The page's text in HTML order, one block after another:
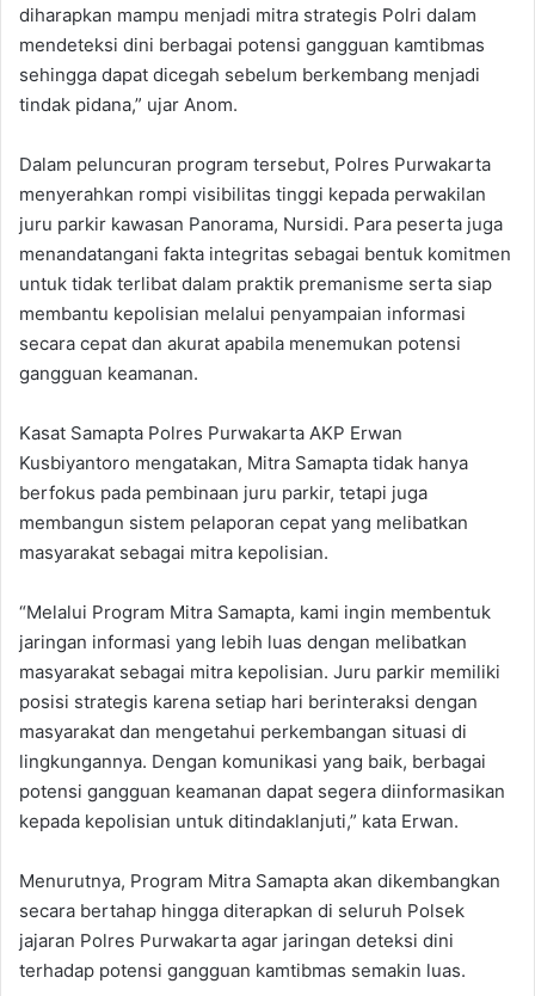
diharapkan mampu menjadi mitra strategis Polri dalam
mendeteksi dini berbagai potensi gangguan kamtibmas
sehingga dapat dicegah sebelum berkembang menjadi
tindak pidana,” ujar Anom.
Dalam peluncuran program tersebut, Polres Purwakarta
menyerahkan rompi visibilitas tinggi kepada perwakilan
juru parkir kawasan Panorama, Nursidi. Para peserta juga
menandatangani fakta integritas sebagai bentuk komitmen
untuk tidak terlibat dalam praktik premanisme serta siap
membantu kepolisian melalui penyampaian informasi
secara cepat dan akurat apabila menemukan potensi
gangguan keamanan.
Kasat Samapta Polres Purwakarta AKP Erwan
Kusbiyantoro mengatakan, Mitra Samapta tidak hanya
berfokus pada pembinaan juru parkir, tetapi juga
membangun sistem pelaporan cepat yang melibatkan
masyarakat sebagai mitra kepolisian.
“Melalui Program Mitra Samapta, kami ingin membentuk
jaringan informasi yang lebih luas dengan melibatkan
masyarakat sebagai mitra kepolisian. Juru parkir memiliki
posisi strategis karena setiap hari berinteraksi dengan
masyarakat dan mengetahui perkembangan situasi di
lingkungannya. Dengan komunikasi yang baik, berbagai
potensi gangguan keamanan dapat segera diinformasikan
kepada kepolisian untuk ditindaklanjuti,” kata Erwan.
Menurutnya, Program Mitra Samapta akan dikembangkan
secara bertahap hingga diterapkan di seluruh Polsek
jajaran Polres Purwakarta agar jaringan deteksi dini
terhadap potensi gangguan kamtibmas semakin luas.